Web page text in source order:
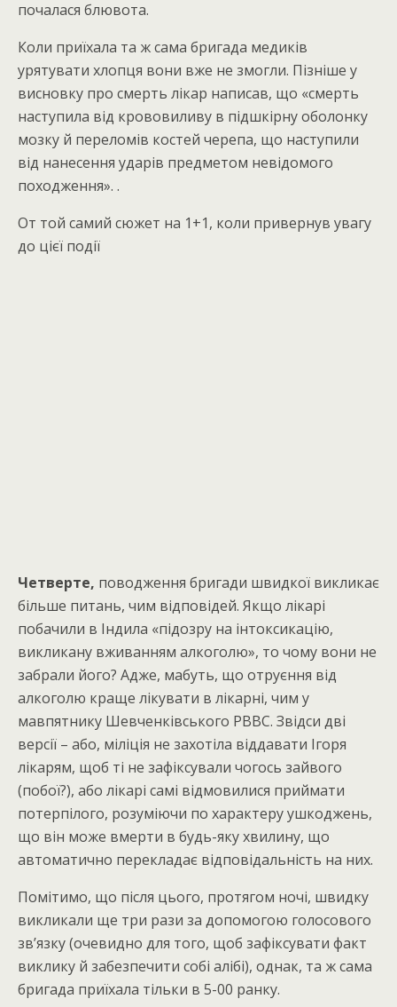
почалася блювота.
Коли приїхала та ж сама бригада медиків
урятувати хлопця вони вже не змогли. Пізніше у
висновку про смерть лікар написав, що «смерть
наступила від крововиливу в підшкірну оболонку
мозку й переломів костей черепа, що наступили
від нанесення ударів предметом невідомого
походження». .
От той самий сюжет на 1+1, коли привернув увагу
до цієї події
Четверте, поводження бригади швидкої викликає
більше питань, чим відповідей. Якщо лікарі
побачили в Індила «підозру на інтоксикацію,
викликану вживанням алкоголю», то чому вони не
забрали його? Адже, мабуть, що отруєння від
алкоголю краще лікувати в лікарні, чим у
мавпятнику Шевченківського РВВС. Звідси дві
версії – або, міліція не захотіла віддавати Ігоря
лікарям, щоб ті не зафіксували чогось зайвого
(побої?), або лікарі самі відмовилися приймати
потерпілого, розуміючи по характеру ушкоджень,
що він може вмерти в будь-яку хвилину, що
автоматично перекладає відповідальність на них.
Помітимо, що після цього, протягом ночі, швидку
викликали ще три рази за допомогою голосового
зв’язку (очевидно для того, щоб зафіксувати факт
виклику й забезпечити собі алібі), однак, та ж сама
бригада приїхала тільки в 5-00 ранку.